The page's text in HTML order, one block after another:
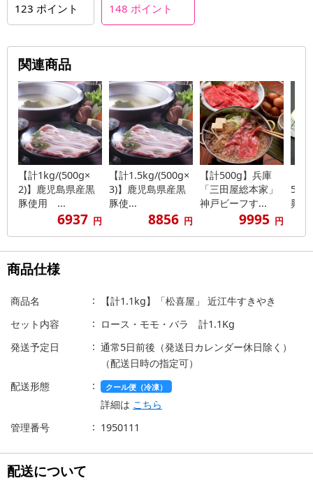
123 ポイント
148 ポイント
関連商品
【計1kg/(500g×
2)】鹿児島県産黒
豚使用 ...
6937 円
【計1.5kg/(500g×
3)】鹿児島県産黒
豚使...
8856 円
【計500g】兵庫
「三田屋総本家」
神戸ビーフす...
9995 円
興フ
商品仕様
商品名
【計1.1kg】「松喜屋」 近江牛すきやき
セット内容
ロース・モモ・バラ 計1.1Kg
発送予定日
通常5日前後（発送日カレンダー休日除く）
（配送日時の指定可）
配送形態
クール便（冷凍）
詳細は こちら
管理番号
1950111
配送について